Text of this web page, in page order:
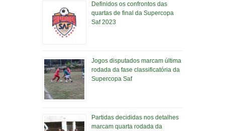
Definidos os confrontos das
quartas de final da Supercopa
Saf 2023
Jogos disputados marcam última
rodada da fase classificatória da
Supercopa Saf
Partidas decididas nos detalhes
marcam quarta rodada da